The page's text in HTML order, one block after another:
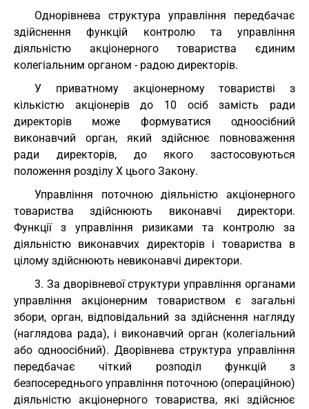
Однорівнева структура управління передбачає
здійснення функцій контролю та управління
діяльністю акціонерного товариства єдиним
колегіальним органом - радою директорів.
У приватному акціонерному товаристві з
кількістю акціонерів до 10 осіб замість ради
директорів може формуватися одноосібний
виконавчий орган, який здійснює повноваження
ради директорів, до якого застосовуються
положення розділу X цього Закону.
Управління поточною діяльністю акціонерного
товариства здійснюють виконавчі директори.
Функції з управління ризиками та контролю за
діяльністю виконавчих директорів і товариства в
цілому здійснюють невиконавчі директори.
3. За дворівневої структури управління органами
управління акціонерним товариством є загальні
збори, орган, відповідальний за здійснення нагляду
(наглядова рада), і виконавчий орган (колегіальний
або одноосібний). Дворівнева структура управління
передбачає чіткий розподіл функцій з
безпосереднього управління поточною (операційною)
діяльністю акціонерного товариства, які здійснює